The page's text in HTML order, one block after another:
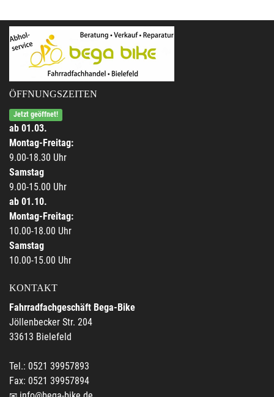
ÖFFNUNGSZEITEN
Jetzt geöffnet!
ab 01.03.
Montag-Freitag:
9.00-18.30 Uhr
Samstag
9.00-15.00 Uhr
ab 01.10.
Montag-Freitag:
10.00-18.00 Uhr
Samstag
10.00-15.00 Uhr
KONTAKT
Fahrradfachgeschäft Bega-Bike
Jöllenbecker Str. 204
33613 Bielefeld
Tel.: 0521 39957893
Fax: 0521 39957894